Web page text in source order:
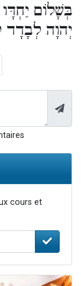
בְּשָׁלוֹם
יְהוָה לְבָדָד
cours et